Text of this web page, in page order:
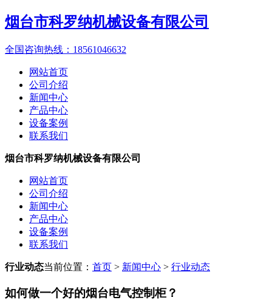
烟台市科罗纳机械设备有限公司
全国咨询热线： 18561046632
网站首页
公司介绍
新闻中心
产品中心
设备案例
联系我们
烟台市科罗纳机械设备有限公司
网站首页
公司介绍
新闻中心
产品中心
设备案例
联系我们
行业动态当前位置： 首页 > 新闻中心 > 行业动态
如何做一个好的烟台电气控制柜？